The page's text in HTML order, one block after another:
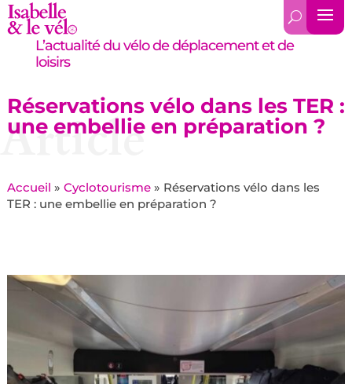
L’actualité du vélo de déplacement et de
loisirs
Réservations vélo dans les TER :
une embellie en préparation ?
Article
Accueil » Cyclotourisme» Réservations vélo dans les
TER : une embellie en préparation ?